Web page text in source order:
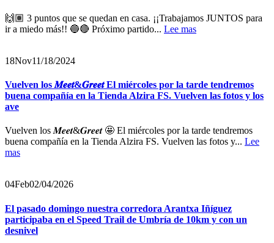
🙌🏽 3 puntos que se quedan en casa. ¡¡Trabajamos JUNTOS para
ir a miedo más!! 🔵🔴 Próximo partido... Lee mas
18Nov11/18/2024
Vuelven los 𝑴𝒆𝒆𝒕&𝑮𝒓𝒆𝒆𝒕 El miércoles por la tarde tendremos
buena compañía en la Tienda Alzira FS. Vuelven las fotos y los
ave
Vuelven los 𝑴𝒆𝒆𝒕&𝑮𝒓𝒆𝒆𝒕 🤩 El miércoles por la tarde tendremos
buena compañía en la Tienda Alzira FS. Vuelven las fotos y... Lee
mas
04Feb02/04/2026
El pasado domingo nuestra corredora Arantxa Iñíguez
participaba en el Speed Trail de Umbría de 10km y con un
desnivel